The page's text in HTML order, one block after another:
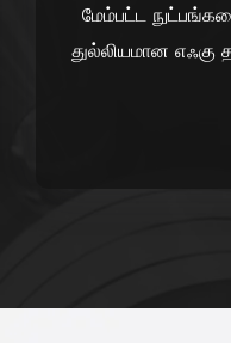
மேம்பட்ட
துல்லியமான எஃகு